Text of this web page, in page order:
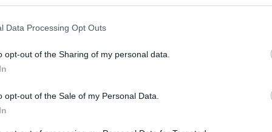
Data Processing Opt Outs
opt-out of the Sharing of my personal data.
opt-out of the Sale of my Personal Data.
Gornja Rijeka
Stunde für Stunde |10 Tagen
Koprivnički Bregi